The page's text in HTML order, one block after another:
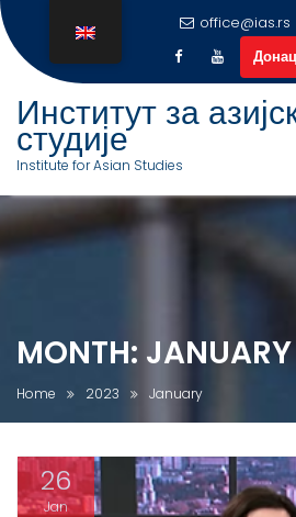
i
n
office@ias.rs
Институт за
студије
Institute for Asian Studies
MONTH:
Home 2023 January
26
Jan